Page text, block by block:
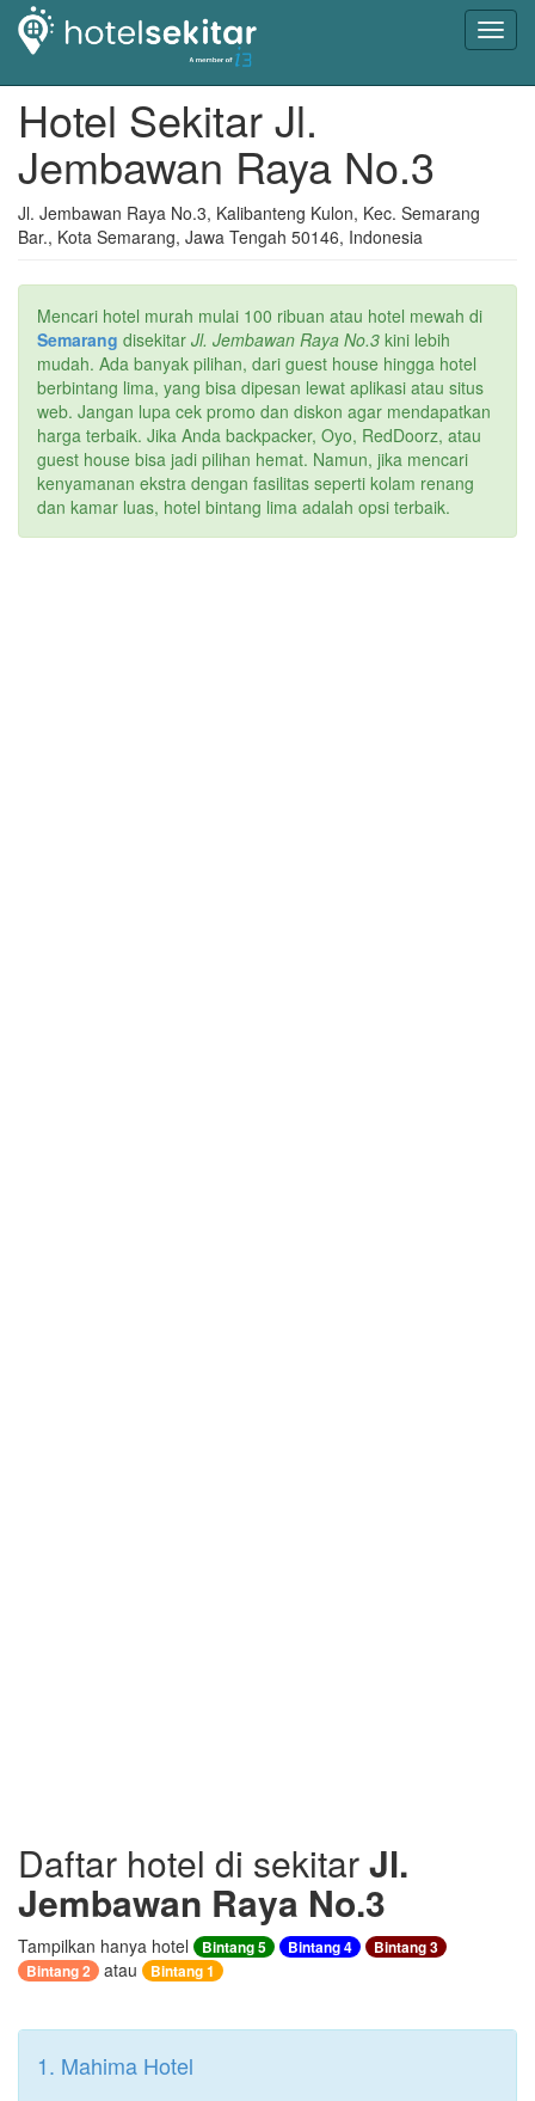
Hotel Sekitar Jl.
Jembawan Raya No.3
Jl. Jembawan Raya No.3, Kalibanteng Kulon, Kec. Semarang
Bar., Kota Semarang, Jawa Tengah 50146, Indonesia
Mencari hotel murah mulai 100 ribuan atau hotel mewah di
Semarang disekitar Jl. Jembawan Raya No.3 kini lebih
mudah. Ada banyak pilihan, dari guest house hingga hotel
berbintang lima, yang bisa dipesan lewat aplikasi atau situs
web. Jangan lupa cek promo dan diskon agar mendapatkan
harga terbaik. Jika Anda backpacker, Oyo, RedDoorz, atau
guest house bisa jadi pilihan hemat. Namun, jika mencari
kenyamanan ekstra dengan fasilitas seperti kolam renang
dan kamar luas, hotel bintang lima adalah opsi terbaik.
Daftar hotel di sekitarJl.
Jembawan Raya No.3
Tampilkan hanya hotel Bintang 5 Bintang 4
Bintang 3
Bintang 2
atau Bintang 1
1. Mahima Hotel